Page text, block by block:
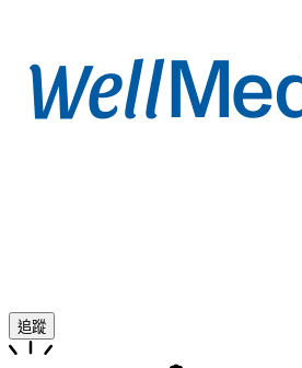
追蹤